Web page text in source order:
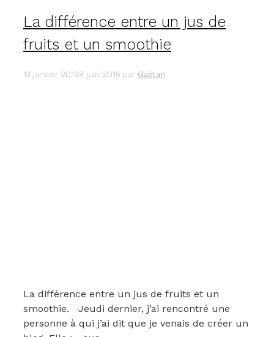
La différence entre un jus de
fruits et un smoothie
13 janvier 20198 juin 2016 par Gaëtan
La différence entre un jus de fruits et un
smoothie. Jeudi dernier, j’ai rencontré une
personne à qui j’ai dit que je venais de créer un